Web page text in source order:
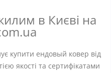
в Києві на
купити ендовый ковер від
якості та сертифікатами